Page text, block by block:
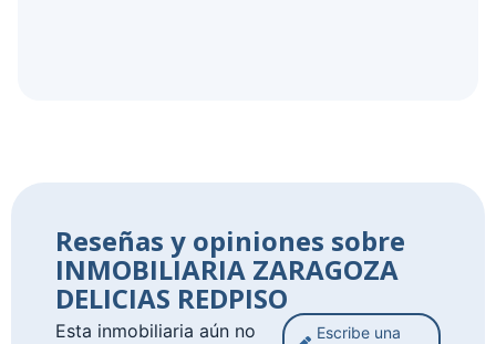
Reseñas y opiniones sobre
INMOBILIARIA ZARAGOZA
DELICIAS REDPISO
Esta inmobiliaria aún no
Escribe una